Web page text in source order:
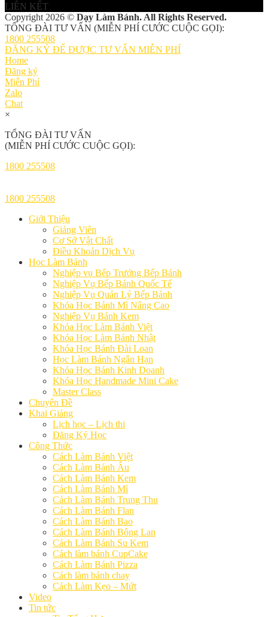
LIÊN KẾT
Copyright 2026 © Dạy Làm Bánh. All Rights Reserved.
TỔNG ĐÀI TƯ VẤN (MIỄN PHÍ CƯỚC CUỘC GỌI):
1800 255508
ĐĂNG KÝ ĐỂ ĐƯỢC TƯ VẤN MIỄN PHÍ
Home
Đăng ký
Miễn Phí
Zalo
Chat
×
TỔNG ĐÀI TƯ VẤN
(MIỄN PHÍ CƯỚC CUỘC GỌI):
1800 255508
1800 255508
Giới Thiệu
Giảng Viên
Cơ Sở Vật Chất
Điều Khoản Dịch Vụ
Học Làm Bánh
Nghiệp vụ Bếp Trưởng Bếp Bánh
Nghiệp Vụ Bếp Bánh Quốc Tế
Nghiệp Vụ Quản Lý Bếp Bánh
Khóa Học Bánh Mì Nâng Cao
Nghiệp Vụ Bánh Kem
Khóa Học Làm Bánh Việt
Khóa Học Làm Bánh Nhật
Khóa Học Bánh Đài Loan
Học Làm Bánh Ngắn Hạn
Khóa Học Bánh Kinh Doanh
Khóa Học Handmade Mini Cake
Master Class
Chuyên Đề
Khai Giảng
Lịch học – Lịch thi
Đăng Ký Học
Công Thức
Cách Làm Bánh Việt
Cách Làm Bánh Âu
Cách Làm Bánh Kem
Cách Làm Bánh Mì
Cách Làm Bánh Trung Thu
Cách Làm Bánh Flan
Cách Làm Bánh Bao
Cách Làm Bánh Bông Lan
Cách Làm Bánh Su Kem
Cách làm bánh CupCake
Cách Làm Bánh Pizza
Cách làm bánh chay
Cách Làm Kẹo – Mứt
Video
Tin tức